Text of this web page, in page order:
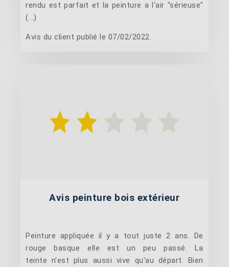
rendu est parfait et la peinture a l'air "sérieuse"
(...)
Avis du client publié le 07/02/2022.
Avis peinture bois extérieur
Peinture appliquée il y a tout juste 2 ans. De
rouge basque elle est un peu passé. La
teinte n'est plus aussi vive qu'au départ. Bien